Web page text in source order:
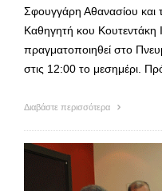
Σφουγγάρη Αθανασίου
Καθηγητή κου Κουτεντάκη
πραγματοποιηθεί στο
στις 12:00 το μεσημέρι.
Διαβάστε περισσότερα